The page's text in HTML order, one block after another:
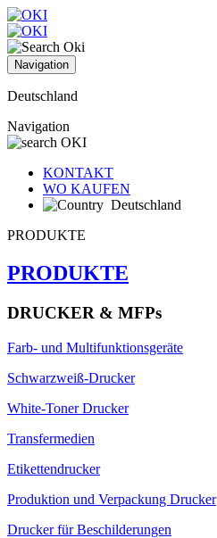
Navigation
Deutschland
Navigation
KONTAKT
WO KAUFEN
Deutschland
PRODUKTE
PRODUKTE
DRUCKER & MFPs
Farb- und Multifunktionsgeräte
Schwarzweiß-Drucker
White-Toner Drucker
Transfermedien
Etikettendrucker
Produktion und Verpackung Drucker
Drucker für Beschilderungen